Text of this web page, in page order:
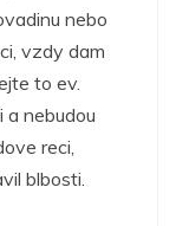
nebo
vzdy dam
to ev.
a nebudou
reci,
blbosti.